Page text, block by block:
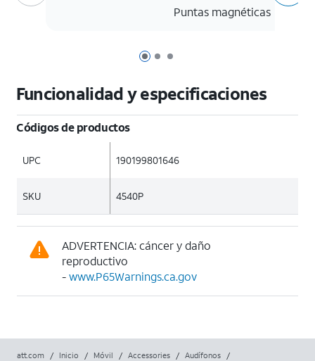
Página 1 de 3
Página 2 de 3
Página 3 de 3
Puntas magnéticas
Funcionalidad y especificaciones
Códigos de productos
UPC 190199801646
SKU 4540P
ADVERTENCIA: cáncer y daño
reproductivo
-www.P65Warnings.ca.gov
att.com / Inicio / Móvil / Accessories / Audífonos
/